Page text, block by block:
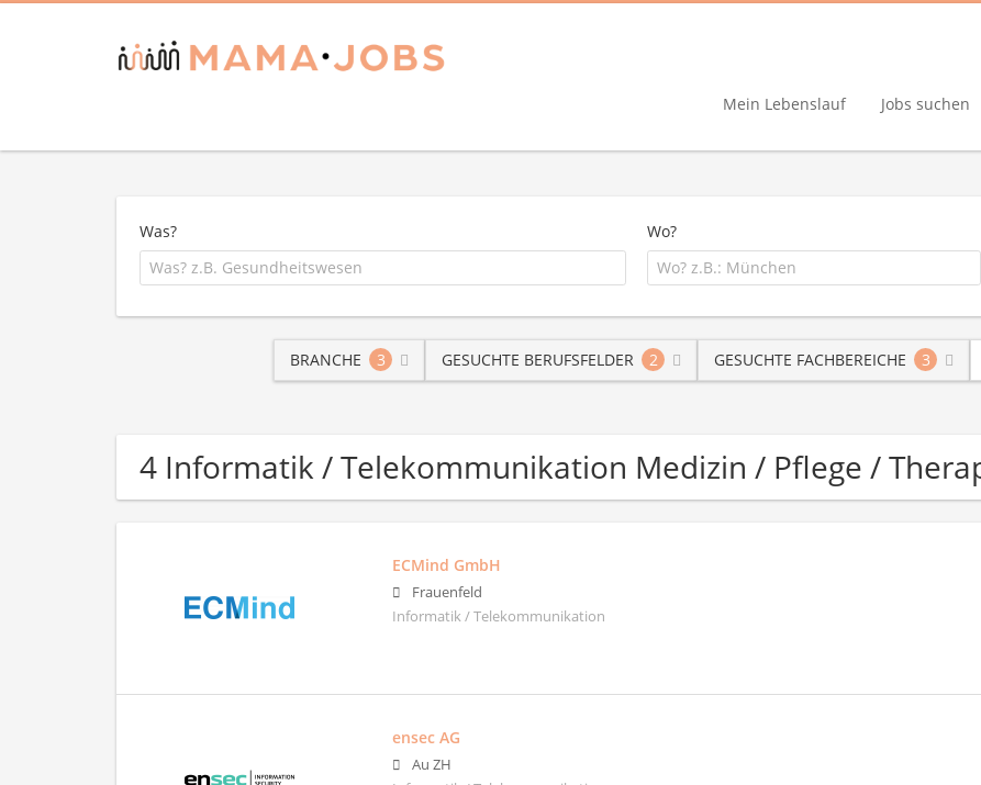
Mein Lebenslauf Jobs suchen
Was? Wo?
BRANCHE 3 GESUCHTE BERUFSFELDER 2 GESUCHTE FACHBEREICHE 3
4 Informatik / Telekommunikation Medizin / Pflege /
ECMind GmbH
Frauenfeld
Informatik / Telekommunikation
ensec AG
Au ZH